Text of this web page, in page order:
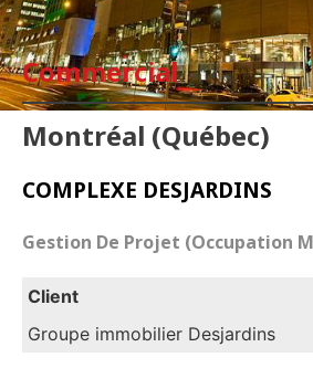
Commercial
Montréal (Québec)
COMPLEXE DESJARDINS
Gestion De Projet (Occupation
Client
Groupe immobilier Desjardins